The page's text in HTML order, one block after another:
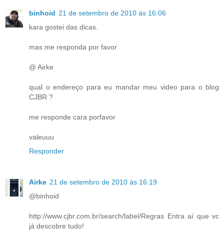
binhoid 21 de setembro de 2010 às 16:06
kara gostei das dicas.
mas me responda por favor
@ Airke
qual o endereço para eu mandar meu video para o blog
CJBR ?
me responde cara porfavor
valeuuu
Responder
Airke 21 de setembro de 2010 às 16:19
@binhoid
http://www.cjbr.com.br/search/label/Regras Entra aí que vc
já descobre tudo!